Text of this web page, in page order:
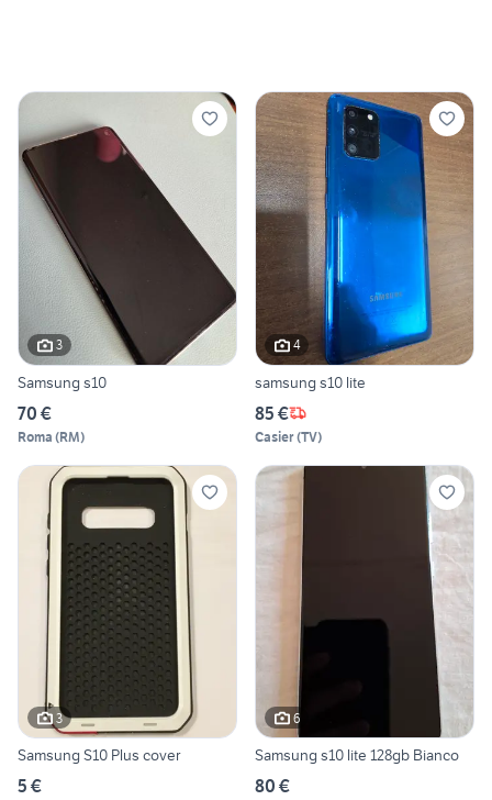
3
Samsung s10
70 €
Roma (RM)
4
samsung s10 lite
85 €
Casier(TV)
3
Samsung S10 Plus cover
5 €
6
Samsung s10 lite 128gb Bianco
80 €